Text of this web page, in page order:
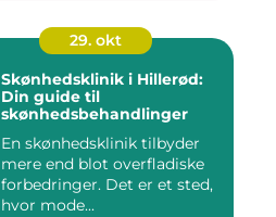
29. okt
Skønhedsklinik i Hillerød:
Din guide til
skønhedsbehandlinger
En skønhedsklinik tilbyder
mere end blot overfladiske
forbedringer. Det er et sted,
hvor mode...